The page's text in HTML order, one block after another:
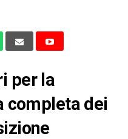
per la
completa dei